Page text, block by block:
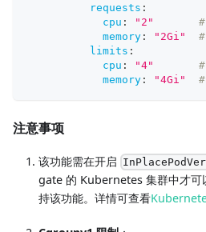
requests :
cpu : "2"
memory : "2Gi"
limits :
cpu : "4"
memory : "4Gi"
注意事项
该功能需在开启
gate 的 Kubernetes 集群中才可
持该功能。详情可查看